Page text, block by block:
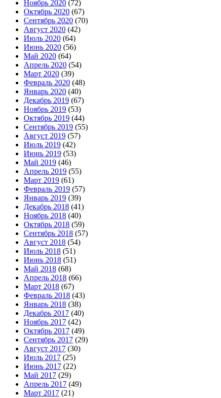
Ноябрь 2020 (72)
Октябрь 2020 (67)
Сентябрь 2020 (70)
Август 2020 (42)
Июль 2020 (64)
Июнь 2020 (56)
Май 2020 (64)
Апрель 2020 (54)
Март 2020 (39)
Февраль 2020 (48)
Январь 2020 (40)
Декабрь 2019 (67)
Ноябрь 2019 (53)
Октябрь 2019 (44)
Сентябрь 2019 (55)
Август 2019 (57)
Июль 2019 (42)
Июнь 2019 (53)
Май 2019 (46)
Апрель 2019 (55)
Март 2019 (61)
Февраль 2019 (57)
Январь 2019 (39)
Декабрь 2018 (41)
Ноябрь 2018 (40)
Октябрь 2018 (59)
Сентябрь 2018 (57)
Август 2018 (54)
Июль 2018 (51)
Июнь 2018 (51)
Май 2018 (68)
Апрель 2018 (66)
Март 2018 (67)
Февраль 2018 (43)
Январь 2018 (38)
Декабрь 2017 (40)
Ноябрь 2017 (42)
Октябрь 2017 (49)
Сентябрь 2017 (29)
Август 2017 (30)
Июль 2017 (25)
Июнь 2017 (22)
Май 2017 (29)
Апрель 2017 (49)
Март 2017 (21)